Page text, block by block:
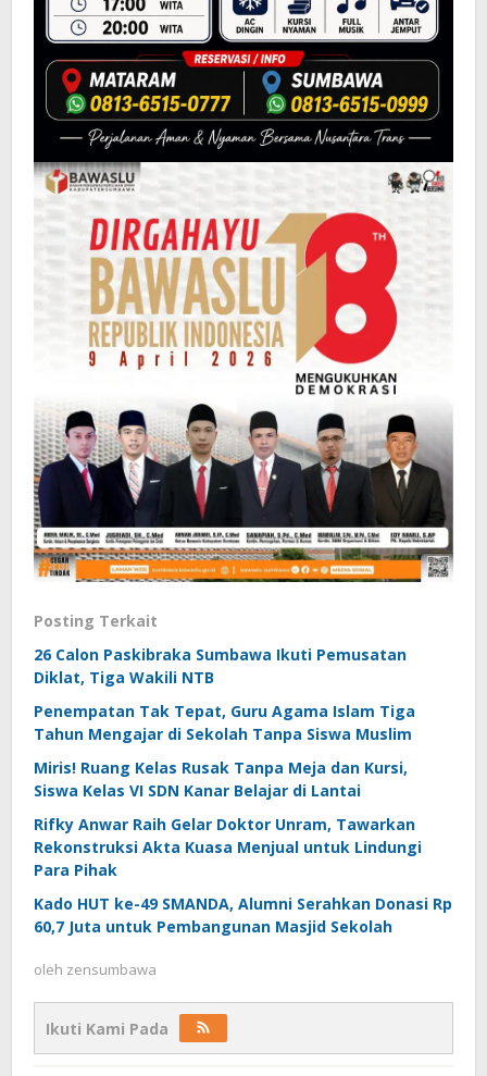
UNIVERSITAS
DIREKTUR KERJASAMA
LUAR NEGERI
Eri
Sofiatry,S.S,M.Sc
DIREKTUR HUMAS DAN
PROTOKOLER
Mila
Hidayatullah,
KETUA KANTOR
PENERIMAAN
MAHASISWA BARU
Ryan Suarantalla,
S.Kom., M.M
KEPALA DEPUTI BIDANG
SISTEM PENJAMINAN
Jannatun Aliyah.
S.Kom
KEPALA DEPUTI BIDANG
AUDIT MUTU
AKADEMIK
Mikhratunnisa,
S.Si.,M.Si
KEPALA DEPUTI
PEMBINAAN
Irwandi, S.T
KEPALA DEPUTI
PEMBINAAN KARYAWAN
A.Rahman, S.Pd.I
KEPALA
UPT.PERPUSTAKAAN
Arni Latifah, SIP
KEPALA UPT.PUSAT
BAHASA
Yana Karisma,
S.Pd., M.A
Desi
M.Pd
KEPALA UPT.PUSAT
KEPALA UPT.ASRAMA
Posting Terkait
26 Calon Paskibraka Sumbawa Ikuti Pemusatan
Diklat, Tiga Wakili NTB
Penempatan Tak Tepat, Guru Agama Islam Tiga
Tahun Mengajar di Sekolah Tanpa Siswa Muslim
Miris! Ruang Kelas Rusak Tanpa Meja dan Kursi,
Siswa Kelas VI SDN Kanar Belajar di Lantai
Rifky Anwar Raih Gelar Doktor Unram, Tawarkan
Rekonstruksi Akta Kuasa Menjual untuk Lindungi
Para Pihak
Kado HUT ke-49 SMANDA, Alumni Serahkan Donasi Rp
60,7 Juta untuk Pembangunan Masjid Sekolah
oleh zensumbawa
Ikuti Kami Pada